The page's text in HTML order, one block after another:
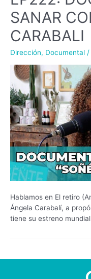
SANAR
CARABALI
Dirección, Documental /
Hablamos en El retiro
Ángela Carabalí, a
tiene su estreno